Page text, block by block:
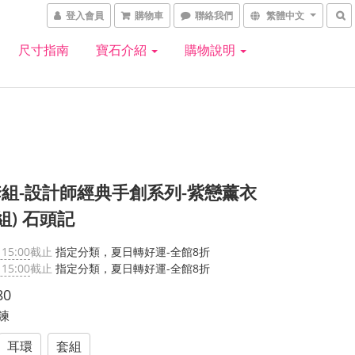
登入會員 購物車 聯絡我們 繁體中文
尺寸指南 寶石介紹 購物說明
-設計師經典手創系列-紫戀薰衣
) 石頭記
截止 指定分類，夏日轉好運-全館8折
截止 指定分類，夏日轉好運-全館8折
耳環 套組